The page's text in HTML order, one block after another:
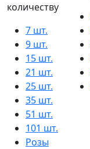
количеству
7 шт.
9 шт.
15 шт.
21 шт.
25 шт.
35 шт.
51 шт.
101 шт.
Розы